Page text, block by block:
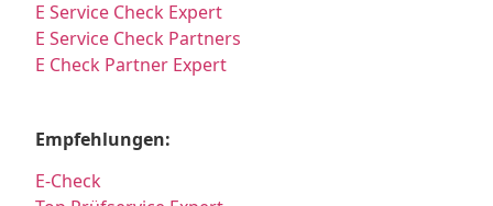
E Service Check Expert
E Service Check Partners
E Check Partner Expert
Empfehlungen:
E-Check